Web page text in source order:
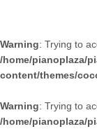
Warning: Trying to
/home/pianoplaza/
content/themes/
Warning: Trying to
/home/pianoplaza/